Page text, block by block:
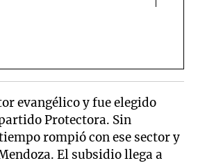
evangélico y fue elegido
Protectora. Sin
rompió con ese sector y
El subsidio llega a